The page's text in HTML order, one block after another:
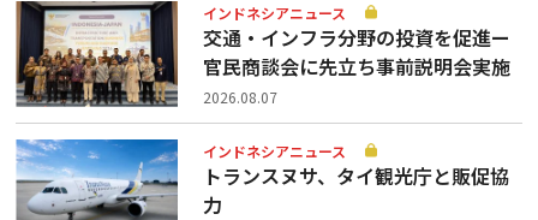
インドネシアニュース
交通・インフラ分野の投資を促進ー
官民商談会に先立ち事前説明会実施
2026.08.07
インドネシアニュース
トランスヌサ、タイ観光庁と販促協
力